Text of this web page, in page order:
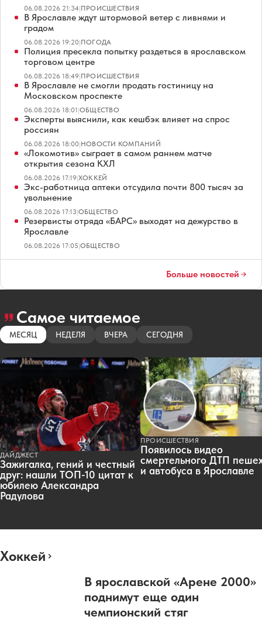
06.08.2026 21:34|ПРОИСШЕСТВИЯ
В Ярославле ждут штормовой ветер с ливнями и
градом
06.08.2026 19:20|ПОГОДА
Полиция пресекла попытку раздеться в ярославском
торговом центре
06.08.2026 18:49|ПРОИСШЕСТВИЯ
В Ярославле не смогли продать гостиницу на
Московском проспекте
06.08.2026 18:01|ОБЩЕСТВО
Эксперты выяснили, как кешбэк влияет на спрос
россиян
06.08.2026 18:00|НОВОСТИ КОМПАНИЙ
«Локомотив» сыграет в самом раннем матче
открытия сезона КХЛ
06.08.2026 17:19|ХОККЕЙ
Экс-работница аптеки отсудила почти 800 тысяч за
увольнение
06.08.2026 17:13|ОБЩЕСТВО
Резервисты отряда «БАРС» выходят на дежурство в
Ярославле
06.08.2026 17:05|ОБЩЕСТВО
Больше новостей
Самое читаемое
МЕСЯЦ НЕДЕЛЯ ВЧЕРА СЕГОДНЯ
ДАЙДЖЕСТ
Зажигалка, гений и честный
друг: нашли ТОП-10 цитат к
юбилею Александра
Радулова
ПРОИСШЕСТВИЯ
Появилось видео
смертельного ДТП
и автобуса в Ярославле
Хоккей
В ярославской «Арене 2000»
поднимут еще один
чемпионский стяг